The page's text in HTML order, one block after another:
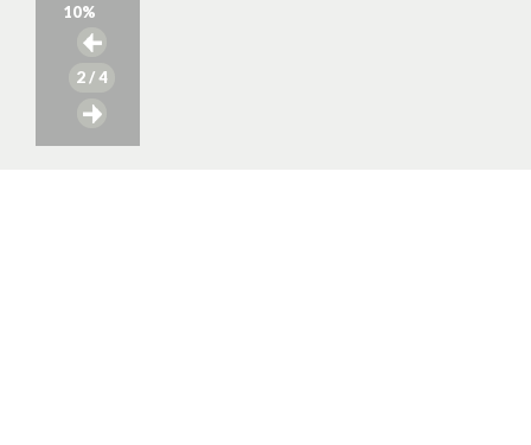
10%
2/ 4